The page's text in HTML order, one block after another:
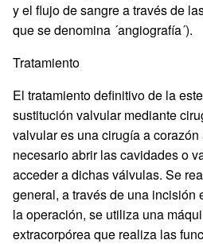
y el flujo de sangre a través de
que se denomina ´angiografía´).
Tratamiento
El tratamiento definitivo de la
sustitución valvular mediante
valvular es una cirugía a
necesario abrir las cavidades o
acceder a dichas válvulas. Se
general, a través de una incisión
la operación, se utiliza una
extracorpórea que realiza las